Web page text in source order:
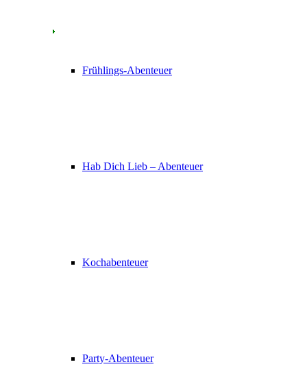
Frühlings-Abenteuer
Hab Dich Lieb – Abenteuer
Kochabenteuer
Party-Abenteuer